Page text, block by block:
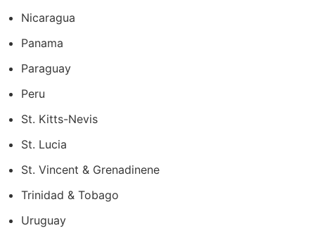
Nicaragua
Panama
Paraguay
Peru
St. Kitts-Nevis
St. Lucia
St. Vincent & Grenadinene
Trinidad & Tobago
Uruguay